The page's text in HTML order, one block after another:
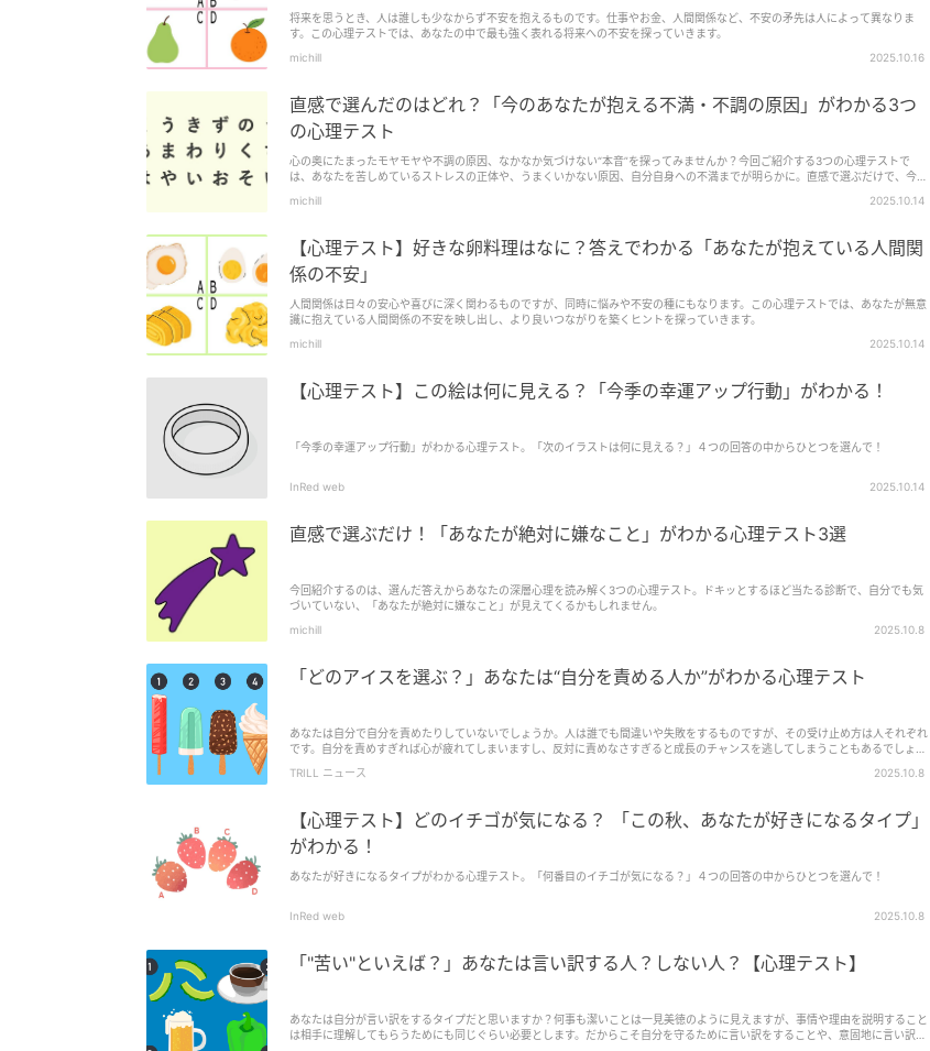
将来を思うとき、人は誰しも少なからず不安を抱えるものです。仕事やお金、人間関係など、不安の矛先は人によって異なりま
す。この心理テストでは、あなたの中で最も強く表れる将来への不安を探っていきます。
michill
2025.10.16
直感で選んだのはどれ？「今のあなたが抱える不満・不調の原因」がわかる3つ
の心理テスト
心の奥にたまったモヤモヤや不調の原因、なかなか気づけない“本音”を探ってみませんか？今回ご紹介する3つの心理テストで
は、あなたを苦しめているストレスの正体や、うまくいかない原因、自分自身への不満までが明らかに。直感で選ぶだけで、今の
michill 2025.10.14
【心理テスト】好きな卵料理はなに？答えでわかる「あなたが抱えている人間関
係の不安」
人間関係は日々の安心や喜びに深く関わるものですが、同時に悩みや不安の種にもなります。この心理テストでは、あなたが無意
識に抱えている人間関係の不安を映し出し、より良いつながりを築くヒントを探っていきます。
michill
2025.10.14
【心理テスト】この絵は何に見える？「今季の幸運アップ行動」がわかる！
「今季の幸運アップ行動」がわかる心理テスト。「次のイラストは何に見える？」４つの回答の中からひとつを選んで！
InRed web 2025.10.14
直感で選ぶだけ！「あなたが絶対に嫌なこと」がわかる心理テスト3選
今回紹介するのは、選んだ答えからあなたの深層心理を読み解く3つの心理テスト。ドキッとするほど当たる診断で、自分でも気
づいていない、「あなたが絶対に嫌なこと」が見えてくるかもしれません。
michill
2025.10.8
「どのアイスを選ぶ？」あなたは“自分を責める人か”がわかる心理テスト
あなたは自分で自分を責めたりしていないでしょうか。人は誰でも間違いや失敗をするものですが、その受け止め方は人それぞれ
です。自分を責めすぎれば心が疲れてしまいますし、反対に責めなさすぎると成長のチャンスを逃してしまうこともあるでしょ
TRILL ニュース 2025.10.8
【心理テスト】どのイチゴが気になる？ 「この秋、あなたが好きになるタイプ」
がわかる！
あなたが好きになるタイプがわかる心理テスト。「何番目のイチゴが気になる？」４つの回答の中からひとつを選んで！
InRed web 2025.10.8
「"苦い"といえば？」あなたは言い訳する人？しない人？【心理テスト】
あなたは自分が言い訳をするタイプだと思いますか？何事も潔いことは一見美徳のように見えますが、事情や理由を説明すること
は相手に理解してもらうためにも同じぐらい必要とします。だからこそ自分を守るために言い訳をすることや、意固地に言い訳を